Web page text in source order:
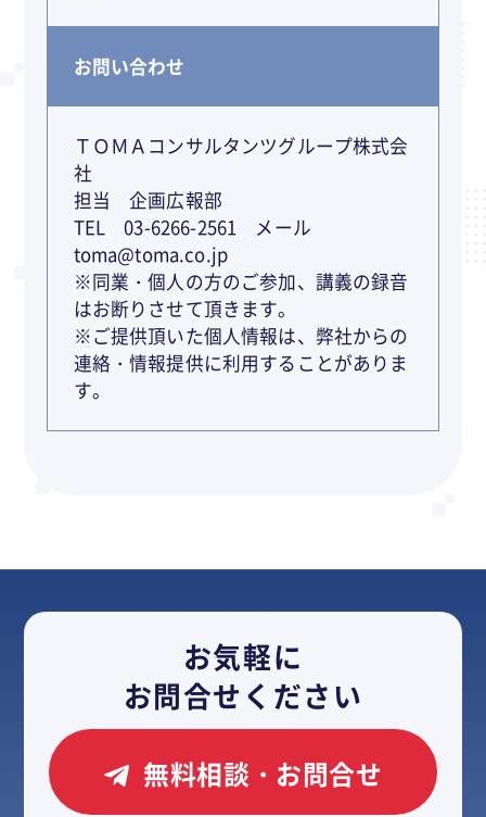
お問い合わせ
ＴＯＭＡコンサルタンツグループ株式会
社
担当 企画広報部
TEL 03-6266-2561 メール
toma@toma.co.jp
※同業・個人の方のご参加、講義の録音
はお断りさせて頂きます。
※ご提供頂いた個人情報は、弊社からの
連絡・情報提供に利用することがありま
す。
お気軽に
お問合せください
無料相談・お問合せ